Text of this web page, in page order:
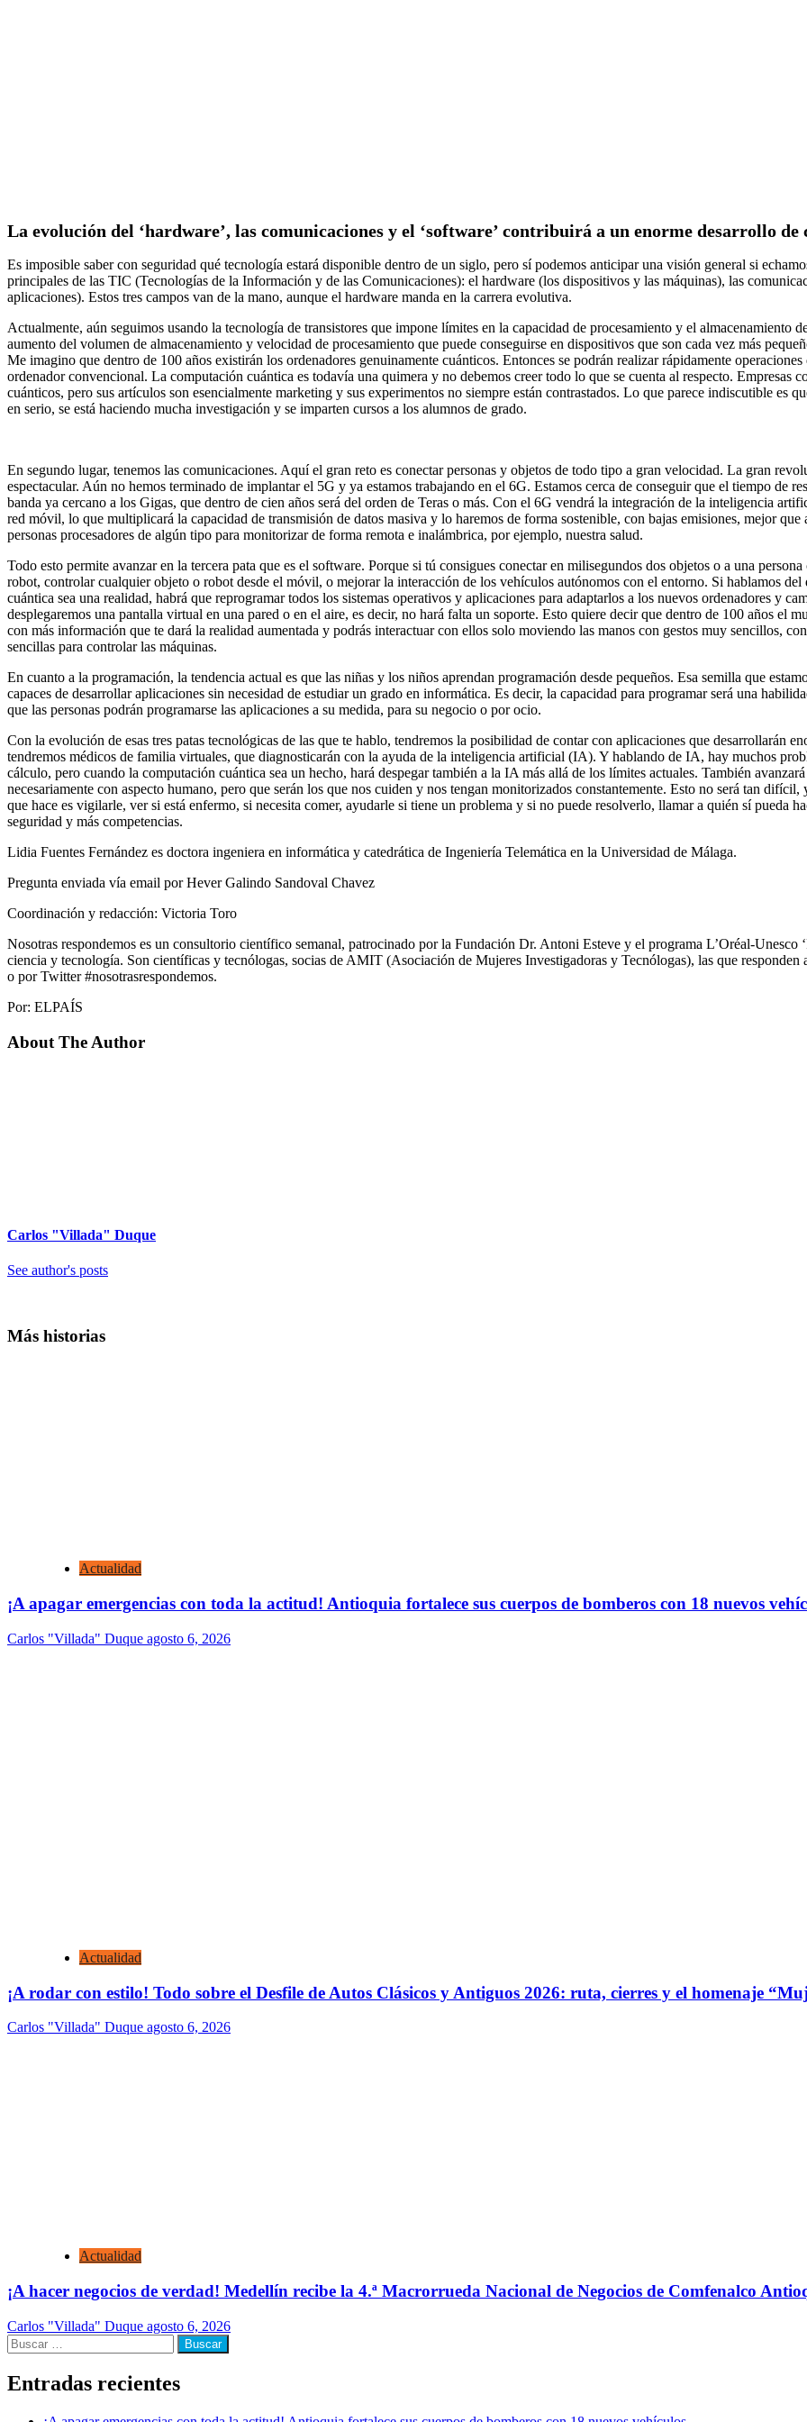
La evolución del ‘hardware’, las comunicaciones y el ‘software’ contribuirá a un enorme desarrollo
Es imposible saber con seguridad qué tecnología estará disponible dentro de un siglo, pero sí podemos anticipar una visión general si
principales de las TIC (Tecnologías de la Información y de las Comunicaciones): el hardware (los dispositivos y las máquinas), las
aplicaciones). Estos tres campos van de la mano, aunque el hardware manda en la carrera evolutiva.
Actualmente, aún seguimos usando la tecnología de transistores que impone límites en la capacidad de procesamiento y el almacenamiento
aumento del volumen de almacenamiento y velocidad de procesamiento que puede conseguirse en dispositivos que son cada vez más
Me imagino que dentro de 100 años existirán los ordenadores genuinamente cuánticos. Entonces se podrán realizar rápidamente
ordenador convencional. La computación cuántica es todavía una quimera y no debemos creer todo lo que se cuenta al respecto. Empresas
cuánticos, pero sus artículos son esencialmente marketing y sus experimentos no siempre están contrastados. Lo que parece indiscutible es
en serio, se está haciendo mucha investigación y se imparten cursos a los alumnos de grado.
En segundo lugar, tenemos las comunicaciones. Aquí el gran reto es conectar personas y objetos de todo tipo a gran velocidad. La gran
espectacular. Aún no hemos terminado de implantar el 5G y ya estamos trabajando en el 6G. Estamos cerca de conseguir que el tiempo de
banda ya cercano a los Gigas, que dentro de cien años será del orden de Teras o más. Con el 6G vendrá la integración de la inteligencia
red móvil, lo que multiplicará la capacidad de transmisión de datos masiva y lo haremos de forma sostenible, con bajas emisiones, mejor
personas procesadores de algún tipo para monitorizar de forma remota e inalámbrica, por ejemplo, nuestra salud.
Todo esto permite avanzar en la tercera pata que es el software. Porque si tú consigues conectar en milisegundos dos objetos o a una
robot, controlar cualquier objeto o robot desde el móvil, o mejorar la interacción de los vehículos autónomos con el entorno. Si hablamos
cuántica sea una realidad, habrá que reprogramar todos los sistemas operativos y aplicaciones para adaptarlos a los nuevos ordenadores y
desplegaremos una pantalla virtual en una pared o en el aire, es decir, no hará falta un soporte. Esto quiere decir que dentro de 100 años el
con más información que te dará la realidad aumentada y podrás interactuar con ellos solo moviendo las manos con gestos muy sencillos,
sencillas para controlar las máquinas.
En cuanto a la programación, la tendencia actual es que las niñas y los niños aprendan programación desde pequeños. Esa semilla que
capaces de desarrollar aplicaciones sin necesidad de estudiar un grado en informática. Es decir, la capacidad para programar será una
que las personas podrán programarse las aplicaciones a su medida, para su negocio o por ocio.
Con la evolución de esas tres patas tecnológicas de las que te hablo, tendremos la posibilidad de contar con aplicaciones que desarrollarán
tendremos médicos de familia virtuales, que diagnosticarán con la ayuda de la inteligencia artificial (IA). Y hablando de IA, hay muchos
cálculo, pero cuando la computación cuántica sea un hecho, hará despegar también a la IA más allá de los límites actuales. También
necesariamente con aspecto humano, pero que serán los que nos cuiden y nos tengan monitorizados constantemente. Esto no será tan
que hace es vigilarle, ver si está enfermo, si necesita comer, ayudarle si tiene un problema y si no puede resolverlo, llamar a quién sí pueda
seguridad y más competencias.
Lidia Fuentes Fernández es doctora ingeniera en informática y catedrática de Ingeniería Telemática en la Universidad de Málaga.
Pregunta enviada vía email por Hever Galindo Sandoval Chavez
Coordinación y redacción: Victoria Toro
Nosotras respondemos es un consultorio científico semanal, patrocinado por la Fundación Dr. Antoni Esteve y el programa L’Oréal-Unesco
ciencia y tecnología. Son científicas y tecnólogas, socias de AMIT (Asociación de Mujeres Investigadoras y Tecnólogas), las que responden
o por Twitter #nosotrasrespondemos.
Por: ELPAÍS
About The Author
Carlos "Villada" Duque
See author's posts
Más historias
Actualidad
¡A apagar emergencias con toda la actitud! Antioquia fortalece sus cuerpos de bomberos con 18 nuevos
Carlos "Villada" Duque agosto 6, 2026
Actualidad
¡A rodar con estilo! Todo sobre el Desfile de Autos Clásicos y Antiguos 2026: ruta, cierres y el homenaje
Carlos "Villada" Duque agosto 6, 2026
Actualidad
¡A hacer negocios de verdad! Medellín recibe la 4.ª Macrorrueda Nacional de Negocios de Comfenalco
Carlos "Villada" Duque agosto 6, 2026
Buscar:
Entradas recientes